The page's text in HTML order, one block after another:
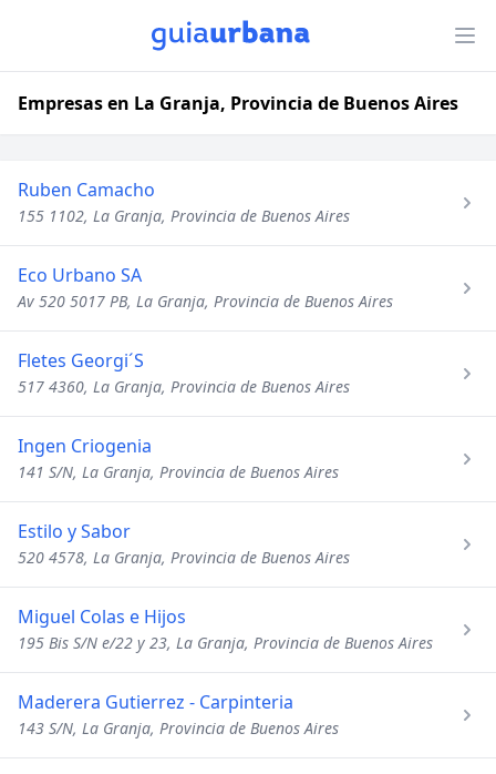
Empresas en La Granja, Provincia de Buenos Aires
Ruben Camacho
155 1102, La Granja, Provincia de Buenos Aires
Eco Urbano SA
Av 520 5017 PB, La Granja, Provincia de Buenos Aires
Fletes Georgi´S
517 4360, La Granja, Provincia de Buenos Aires
Ingen Criogenia
141 S/N, La Granja, Provincia de Buenos Aires
Estilo y Sabor
520 4578, La Granja, Provincia de Buenos Aires
Miguel Colas e Hijos
195 Bis S/N e/22 y 23, La Granja, Provincia de Buenos Aires
Maderera Gutierrez - Carpinteria
143 S/N, La Granja, Provincia de Buenos Aires